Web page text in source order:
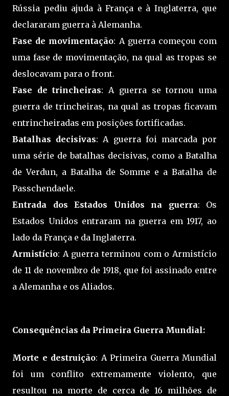
Rússia pediu ajuda à França e à Inglaterra, que
declararam guerra à Alemanha.
Fase de movimentação: A guerra começou com
uma fase de movimentação, na qual as tropas se
deslocavam para o front.
Fase de trincheiras: A guerra se tornou uma
guerra de trincheiras, na qual as tropas ficavam
entrincheiradas em posições fortificadas.
Batalhas decisivas: A guerra foi marcada por
uma série de batalhas decisivas, como a Batalha
de Verdun, a Batalha de Somme e a Batalha de
Passchendaele.
Entrada dos Estados Unidos na guerra: Os
Estados Unidos entraram na guerra em 1917, ao
lado da França e da Inglaterra.
Armistício: A guerra terminou com o Armistício
de 11 de novembro de 1918, que foi assinado entre
a Alemanha e os Aliados.
Consequências da Primeira Guerra Mundial:
Morte e destruição: A Primeira Guerra Mundial
foi um conflito extremamente violento, que
resultou na morte de cerca de 16 milhões de